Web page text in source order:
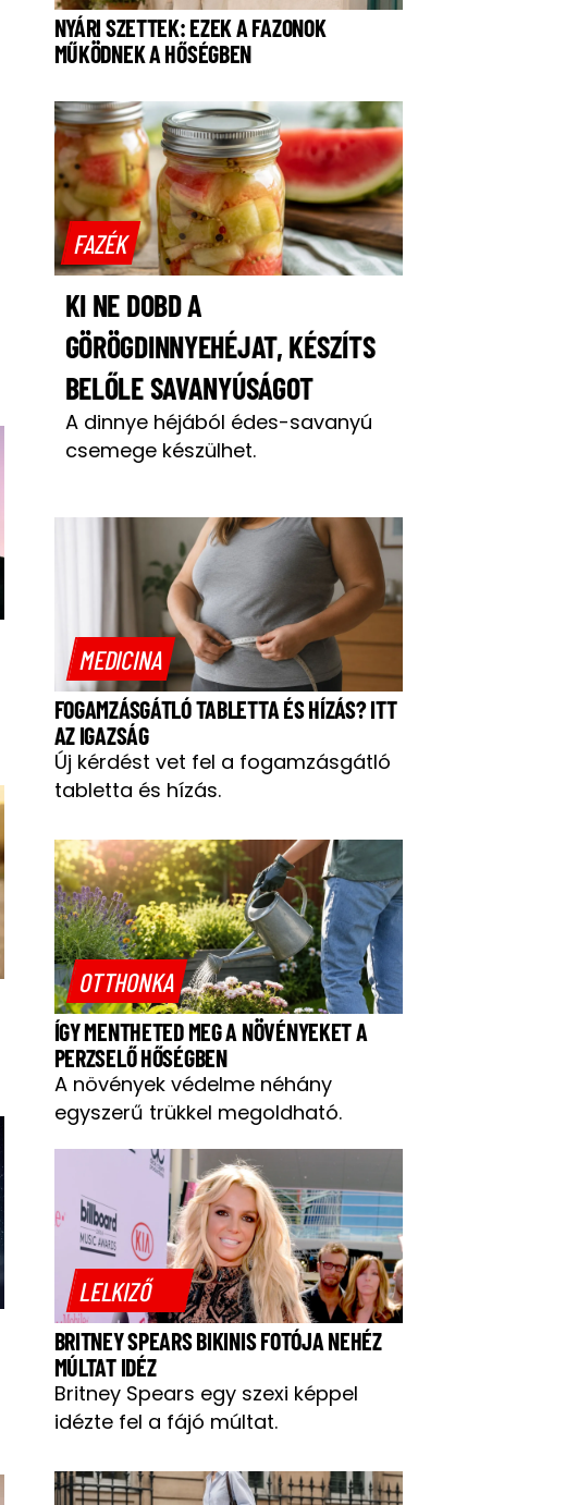
NYÁRI SZETTEK: EZEK A FAZONOK
MŰKÖDNEK A HŐSÉGBEN
FAZÉK
KI NE DOBD A
GÖRÖGDINNYEHÉJAT, KÉSZÍTS
BELŐLE SAVANYÚSÁGOT
A dinnye héjából édes-savanyú
csemege készülhet.
MEDICINA
FOGAMZÁSGÁTLÓ TABLETTA ÉS HÍZÁS? ITT
AZ IGAZSÁG
Új kérdést vet fel a fogamzásgátló
tabletta és hízás.
OTTHONKA
ÍGY MENTHETED MEG A NÖVÉNYEKET A
PERZSELŐ HŐSÉGBEN
A növények védelme néhány
egyszerű trükkel megoldható.
LELKIZŐ
BRITNEY SPEARS BIKINIS FOTÓJA NEHÉZ
MÚLTAT IDÉZ
Britney Spears egy szexi képpel
idézte fel a fájó múltat.